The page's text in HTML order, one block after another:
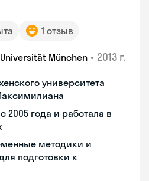
1 отзыв
München • 2013 г.
университета
2005 года и работала в
методики и
подготовки к